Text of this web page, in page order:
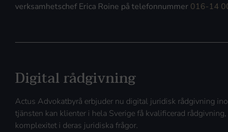
verksamhetschef Erica Roine på telefonnummer 016-14
Digital rådgivning
Actus Advokatbyrå erbjuder nu digital juridisk rådgivning
tjänsten kan klienter i hela Sverige få kvalificerad
komplexitet i deras juridiska frågor.